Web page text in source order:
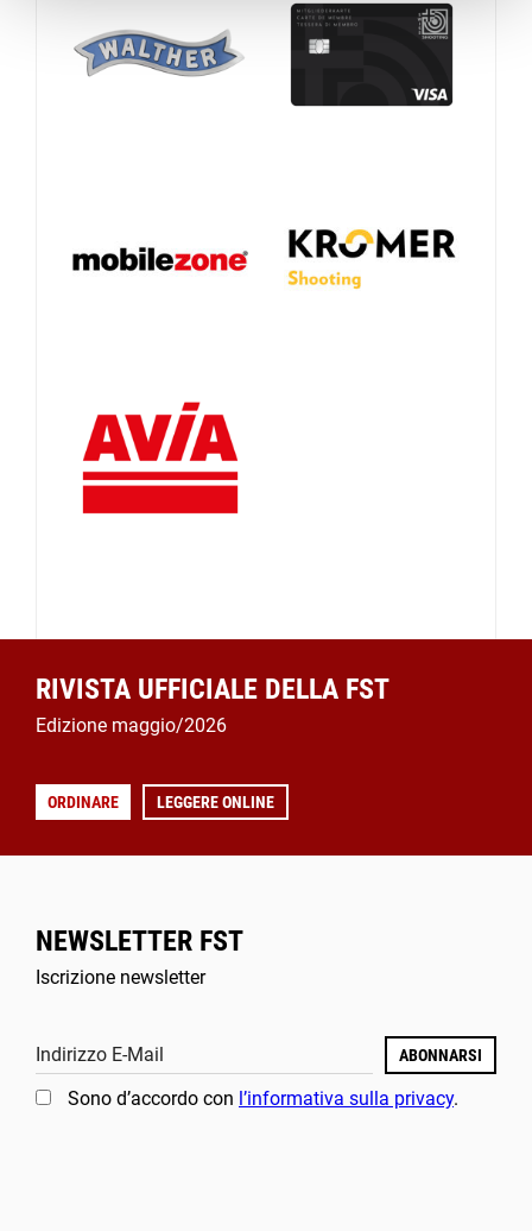
RIVISTA UFFICIALE DELLA FST
Edizione maggio/2026
ORDINARE LEGGERE ONLINE
NEWSLETTER FST
Iscrizione newsletter
Indirizzo E-Mail ABONNARSI
Sono d’accordo con l’informativa sulla privacy.